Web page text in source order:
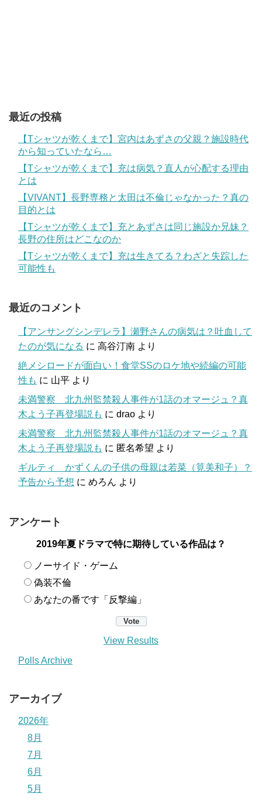
最近の投稿
【Tシャツが乾くまで】宮内はあずさの父親？施設時代
から知っていたなら…
【Tシャツが乾くまで】充は病気？直人が心配する理由
とは
【VIVANT】長野専務と太田は不倫じゃなかった？真の
目的とは
【Tシャツが乾くまで】充とあずさは同じ施設か兄妹？
長野の住所はどこなのか
【Tシャツが乾くまで】充は生きてる？わざと失踪した
可能性も
最近のコメント
【アンサングシンデレラ】瀬野さんの病気は？吐血して
たのが気になる に 高谷汀南 より
絶メシロードが面白い！食堂SSのロケ地や続編の可能
性も に 山平 より
未満警察 北九州監禁殺人事件が1話のオマージュ？真
木よう子再登場説も に drao より
未満警察 北九州監禁殺人事件が1話のオマージュ？真
木よう子再登場説も に 匿名希望 より
ギルティ かずくんの子供の母親は若菜（筧美和子）？
予告から予想 に めろん より
アンケート
2019年夏ドラマで特に期待している作品は？
ノーサイド・ゲーム
偽装不倫
あなたの番です「反撃編」
View Results
Polls Archive
アーカイブ
2026年
8月
7月
6月
5月